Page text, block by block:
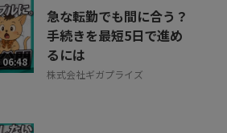
06:48
急な転勤でも間に合う？
手続きを最短5日で進め
るには
株式会社ギガプライズ